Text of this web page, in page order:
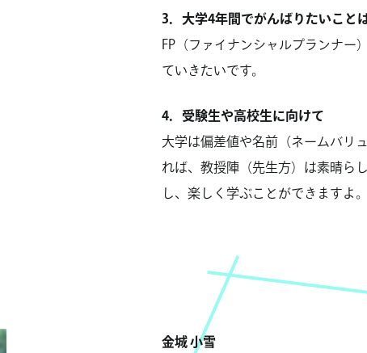
3．大学4年間でがんばりたいこと
FP（ファイナンシャルプランナー
ていきたいです。
4．受験生や高校生に向けて
大学は偏差値や名前（ネームバリ
れば、教授陣（先生方）は素晴ら
し、楽しく学ぶことができますよ。
金城 小雪